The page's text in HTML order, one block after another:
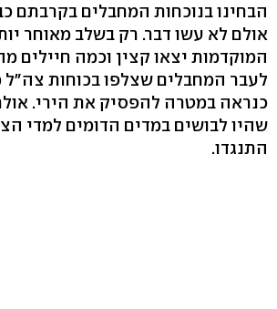
הבחינו בנוכחות המחבלים בקרבתם
אולם לא עשו דבר. רק בשלב מאוחר
המוקדמות יצאו קצין וכמה חיילים
לעבר המחבלים שצלפו בכוחות
כנראה במטרה להפסיק את הירי.
שהיו לבושים במדים הדומים למדי
התנגדו.